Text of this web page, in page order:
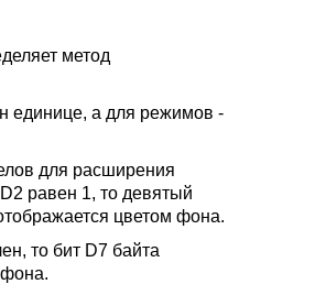
метод
единице, а для режимов -
для расширения
равен 1, то девятый
цветом фона.
то бит D7 байта
фона.